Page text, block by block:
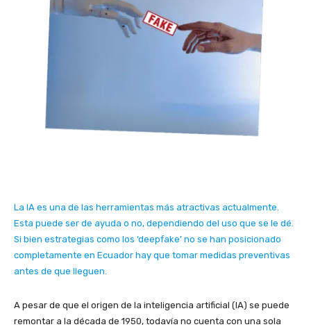
La IA es una de las herramientas más atractivas actualmente.
Esta puede ser de ayuda o no, dependiendo del uso que se le dé.
Si bien estrategias como los ‘deepfake’ no se han posicionado
completamente en Ecuador hay que tomar medidas preventivas
antes de que lleguen.
A pesar de que el origen de la inteligencia artificial (IA) se puede
remontar a la década de 1950, todavía no cuenta con una sola